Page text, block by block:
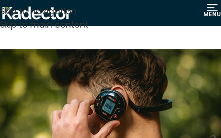
Skip to navigation
Skip to main content
MENU